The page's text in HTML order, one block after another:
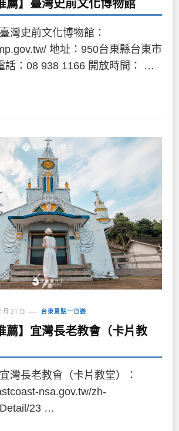
薦】臺灣史前文化博物館
灣史前文化博物館：
地址：950台東縣台東市
話：08 938 1166 開放時間： …
月 21 日 台東景點一日遊
薦】宜灣長老教會（卡片教
灣長老教會（卡片教堂）：
nsa.gov.tw/zh-
23 …